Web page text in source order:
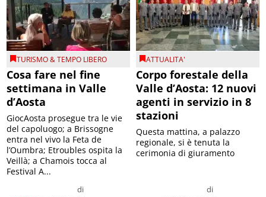
TURISMO & TEMPO LIBERO
Cosa fare nel fine
settimana in Valle
d’Aosta
di
GiocAosta prosegue tra le vie
del capoluogo; a Brissogne
entra nel vivo la Feta de
l’Oumbra; Etroubles ospita la
Veillà; a Chamois tocca al
Festival A...
ATTUALITA'
Corpo forestale della
Valle d’Aosta: 12 nuovi
agenti in servizio in 8
stazioni
di
Questa mattina, a palazzo
regionale, si è tenuta la
cerimonia di giuramento